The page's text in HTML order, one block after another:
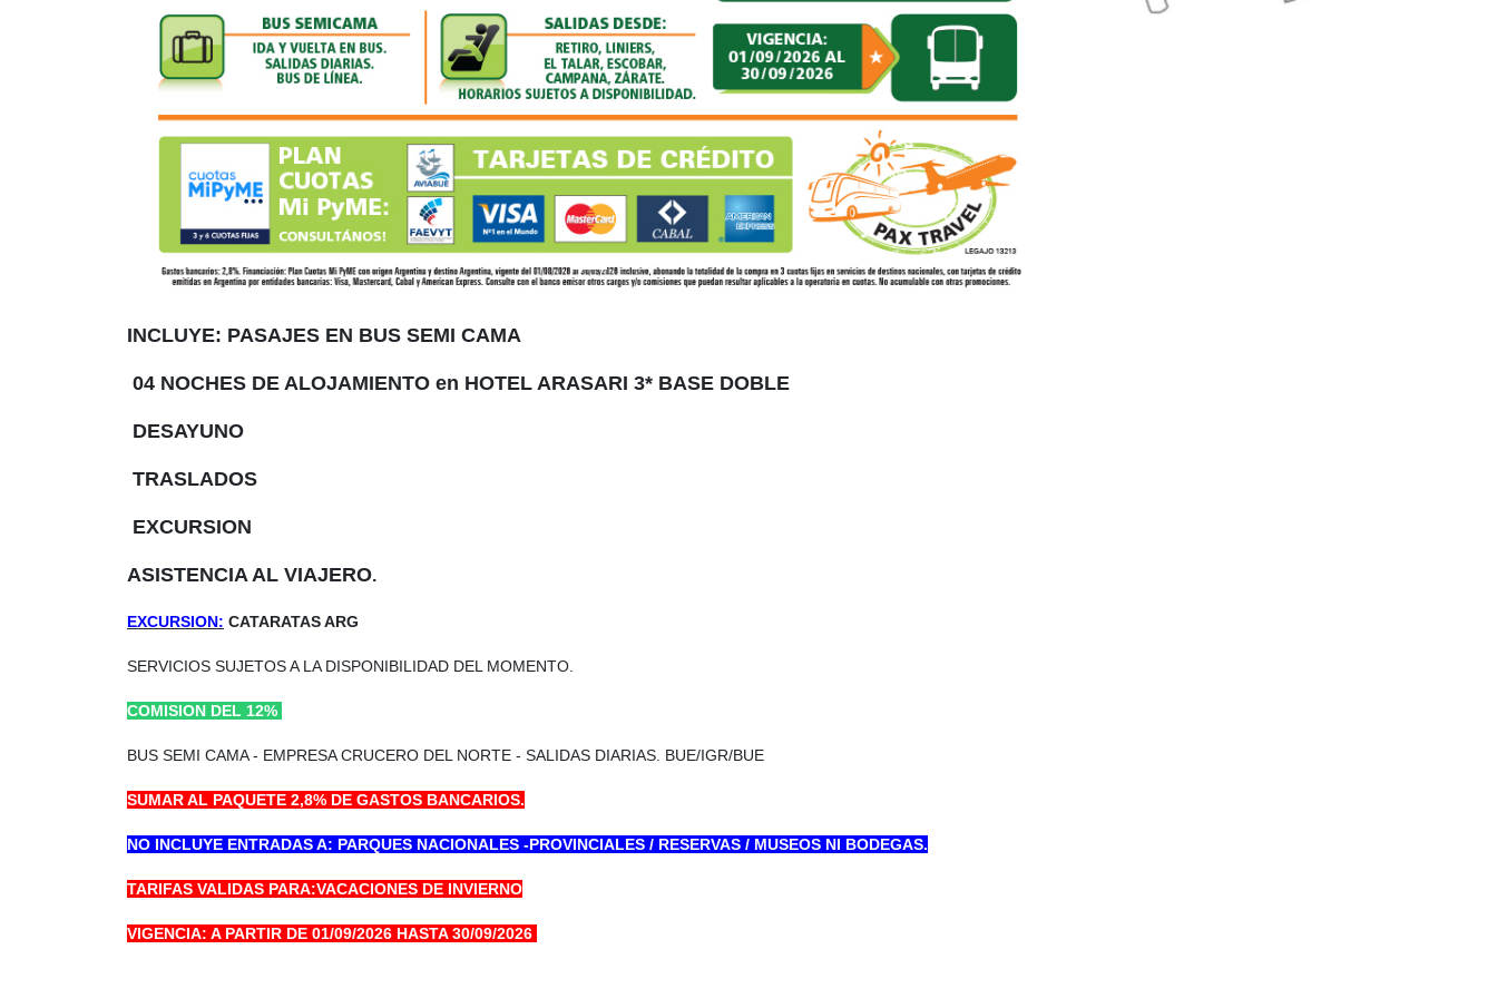
INCLUYE: PASAJES EN BUS SEMI CAMA
04 NOCHES DE ALOJAMIENTO en HOTEL ARASARI 3* BASE DOBLE
DESAYUNO
TRASLADOS
EXCURSION
ASISTENCIA AL VIAJERO.
EXCURSION: CATARATAS ARG
SERVICIOS SUJETOS A LA DISPONIBILIDAD DEL MOMENTO.
COMISION DEL 12%
BUS SEMI CAMA - EMPRESA CRUCERO DEL NORTE - SALIDAS DIARIAS. BUE/IGR/BUE
SUMAR AL PAQUETE 2,8% DE GASTOS BANCARIOS.
NO INCLUYE ENTRADAS A: PARQUES NACIONALES -PROVINCIALES / RESERVAS / MUSEOS NI BODEGAS.
TARIFAS VALIDAS PARA:VACACIONES DE INVIERNO
VIGENCIA: A PARTIR DE 01/09/2026 HASTA 30/09/2026